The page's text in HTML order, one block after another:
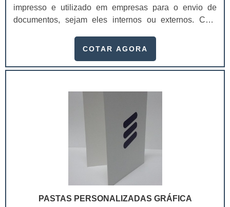
impresso e utilizado em empresas para o envio de
documentos, sejam eles internos ou externos. Com
documentos de modo que eles não sejam danificados
resistênciaDependendo do material que os envelopes
transporte. Tudo vai de acordo com: O tamanho do
COTAR AGORA
PASTAS PERSONALIZADAS GRÁFICA